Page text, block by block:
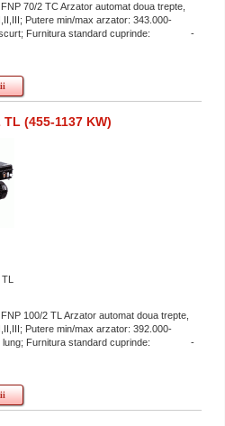
70/2 TC Arzator automat doua trepte,
Putere min/max arzator: 343.000-
scurt; Furnitura standard cuprinde: -
TL (455-1137 KW)
100/2 TL Arzator automat doua trepte,
Putere min/max arzator: 392.000-
lung; Furnitura standard cuprinde: -